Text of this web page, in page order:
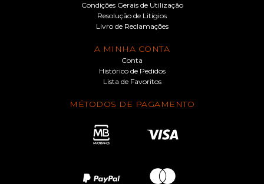
Condições Gerais de Utilização
Resolução de Litígios
Livro de Reclamações
A MINHA CONTA
Conta
Histórico de Pedidos
Lista de Favoritos
MÉTODOS DE PAGAMENTO